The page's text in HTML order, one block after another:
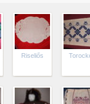
Riseliős